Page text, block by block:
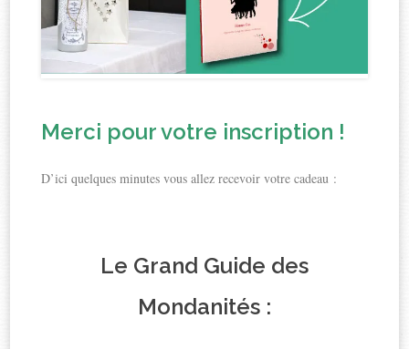
Merci pour votre inscription !
D’ici quelques minutes vous allez recevoir votre cadeau :
Le Grand Guide des
Mondanités :